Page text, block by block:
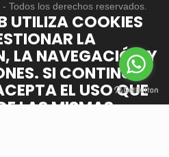
Todos los derechos reservados.
UTILIZA COOKIES
LA
LA NAVEGACIÓN Y
SI CONTINÚA
EL USO QUE
LAS MISMAS.